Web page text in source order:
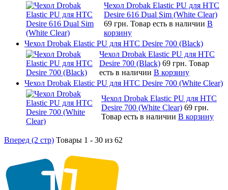
Чехол Drobak Elastic PU для HTC
Desire 616 Dual Sim (White Clear)
69 грн. Товар есть в наличии В
корзину
Чехол Drobak Elastic PU для HTC Desire 700 (Black)
Чехол Drobak Elastic PU для HTC
Desire 700 (Black) 69 грн. Товар
есть в наличии В корзину
Чехол Drobak Elastic PU для HTC Desire 700 (White Clear)
Чехол Drobak Elastic PU для HTC
Desire 700 (White Clear) 69 грн.
Товар есть в наличии В корзину
Вперед (2 стр) Товары 1 - 30 из 62